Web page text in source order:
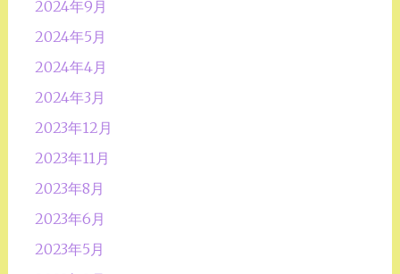
2024年9月
2024年5月
2024年4月
2024年3月
2023年12月
2023年11月
2023年8月
2023年6月
2023年5月